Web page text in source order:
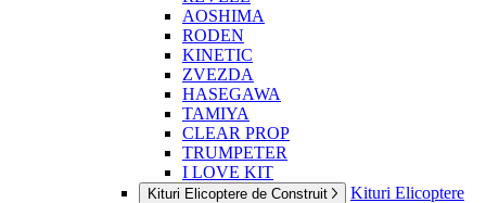
AOSHIMA
RODEN
KINETIC
ZVEZDA
HASEGAWA
TAMIYA
CLEAR PROP
TRUMPETER
I LOVE KIT
Kituri Elicoptere de Construit
Kituri Elicoptere